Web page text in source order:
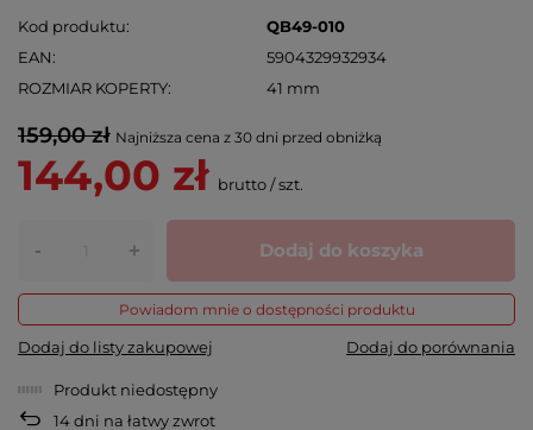
Kod produktu
QB49-010
EAN
5904329932934
ROZMIAR KOPERTY
41 mm
159,00 zł Najniższa cena z 30 dni przed obniżką
144,00 zł brutto/szt.
- + Dodaj do koszyka
Powiadom mnie o dostępności produktu
Dodaj do listy zakupowej Dodaj do porównania
Produkt niedostępny
14dni na łatwy zwrot